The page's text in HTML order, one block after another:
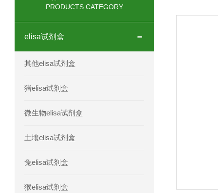
人鞘脂(SPH)elisa试剂盒现货速发
人蓝氏贾第虫(GL)elisa试剂盒厂家直销
PRODUCTS CATEGORY
elisa试剂盒
其他elisa试剂盒
猪elisa试剂盒
微生物elisa试剂盒
土壤elisa试剂盒
兔elisa试剂盒
猴elisa试剂盒